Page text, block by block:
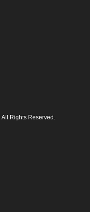
All Rights Reserved.